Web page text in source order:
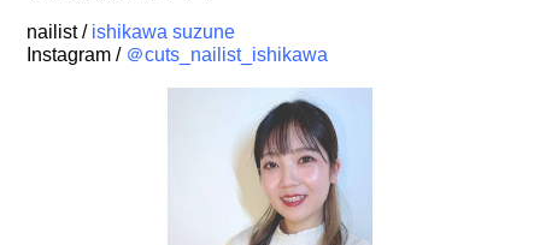
nailist / ishikawa suzune
Instagram /＠cuts_nailist_ishikawa